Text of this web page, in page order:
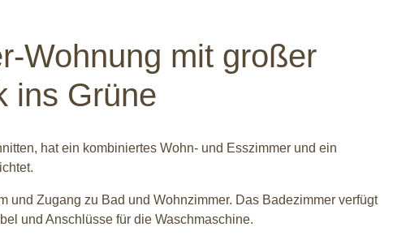
Wohnung mit großer
ins Grüne
hat ein kombiniertes Wohn- und Esszimmer und ein
und Zugang zu Bad und Wohnzimmer. Das Badezimmer verfügt
und Anschlüsse für die Waschmaschine.